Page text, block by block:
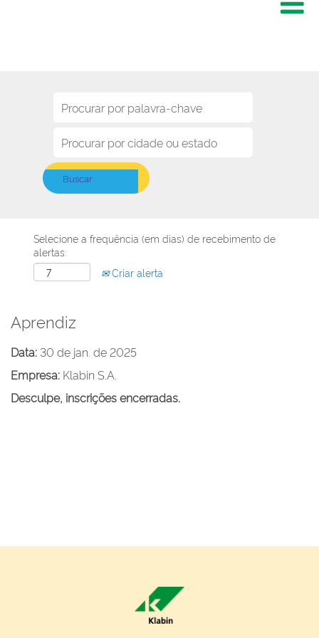
Selecione a frequência (em dias) de recebimento de
alertas:
Criar alerta
Aprendiz
Data: 30 de jan. de 2025
Empresa: Klabin S.A.
Desculpe, inscrições encerradas.